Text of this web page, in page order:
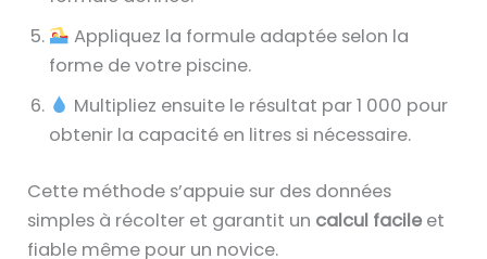
Appliquez la formule adaptée selon la
forme de votre piscine.
Multipliez ensuite le résultat par 1 000 pour
obtenir la capacité en litres si nécessaire.
Cette méthode s’appuie sur des données
simples à récolter et garantit un calcul facile et
fiable même pour un novice.